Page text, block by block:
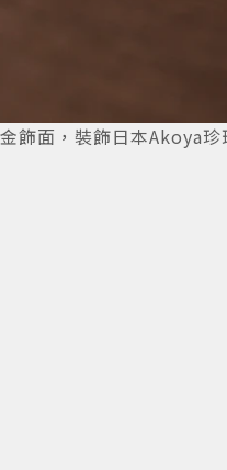
面，裝飾日本Akoya珍